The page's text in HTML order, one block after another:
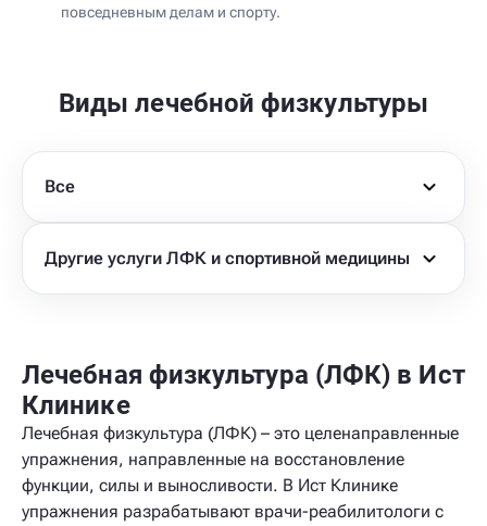
повседневным делам и спорту.
Виды лечебной физкультуры
Все
Другие услуги ЛФК и спортивной медицины
Лечебная физкультура (ЛФК) в Ист
Клинике
Лечебная физкультура (ЛФК) – это целенаправленные
упражнения, направленные на восстановление
функции, силы и выносливости. В Ист Клинике
упражнения разрабатывают врачи-реабилитологи с